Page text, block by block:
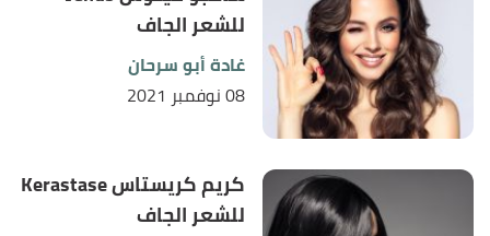
للشعر الجاف
غادة أبو سرحان
08 نوفمبر 2021
كريم كريستاس Kerastase
للشعر الجاف